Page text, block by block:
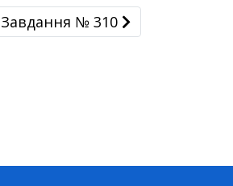
Завдання № 310
Завдання № 310